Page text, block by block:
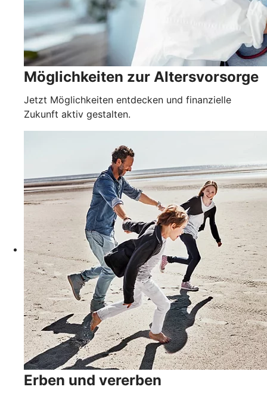
Möglichkeiten zur Altersvorsorge
Jetzt Möglichkeiten entdecken und finanzielle
Zukunft aktiv gestalten.
Erben und vererben